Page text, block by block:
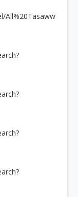
All%20Tasaww